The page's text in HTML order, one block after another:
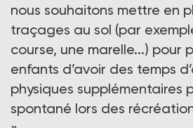
nous souhaitons mettre en
traçages au sol (par
course, une marelle...) pour
enfants d’avoir des temps
physiques supplémentaires
spontané lors des